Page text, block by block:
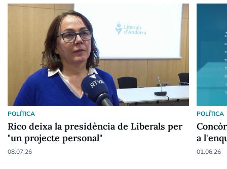
POLÍTICA
Rico deixa la presidència de Liberals per
"un projecte personal"
08.07.26
POLÍTICA
a
01.06.26